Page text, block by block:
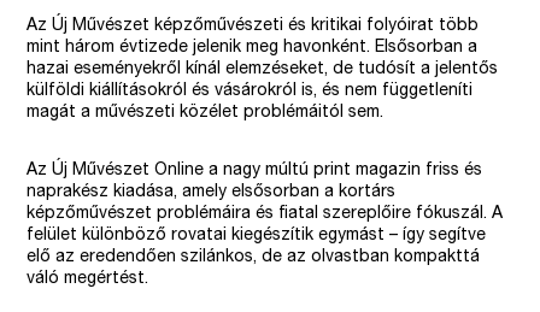
Az Új Művészet képzőművészeti és kritikai folyóirat több
mint három évtizede jelenik meg havonként. Elsősorban a
hazai eseményekről kínál elemzéseket, de tudósít a jelentős
külföldi kiállításokról és vásárokról is, és nem függetleníti
magát a művészeti közélet problémáitól sem.
Az Új Művészet Online a nagy múltú print magazin friss és
naprakész kiadása, amely elsősorban a kortárs
képzőművészet problémáira és fiatal szereplőire fókuszál. A
felület különböző rovatai kiegészítik egymást – így segítve
elő az eredendően szilánkos, de az olvastban kompakttá
váló megértést.